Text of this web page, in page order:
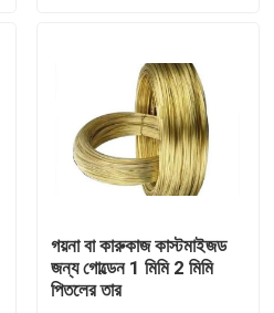
গয়না বা কারুকাজ কাস্টমাইজড
জন্য গোল্ডেন 1 মিমি 2 মিমি
পিতলের তার